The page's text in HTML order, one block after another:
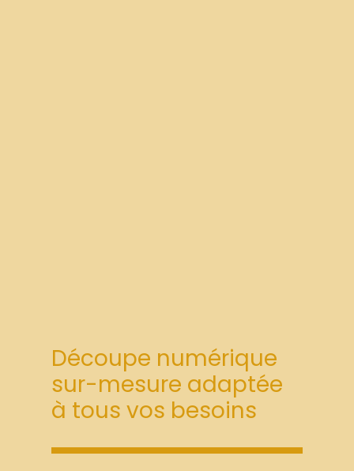
Découpe numérique
sur-mesure adaptée
à tous vos besoins